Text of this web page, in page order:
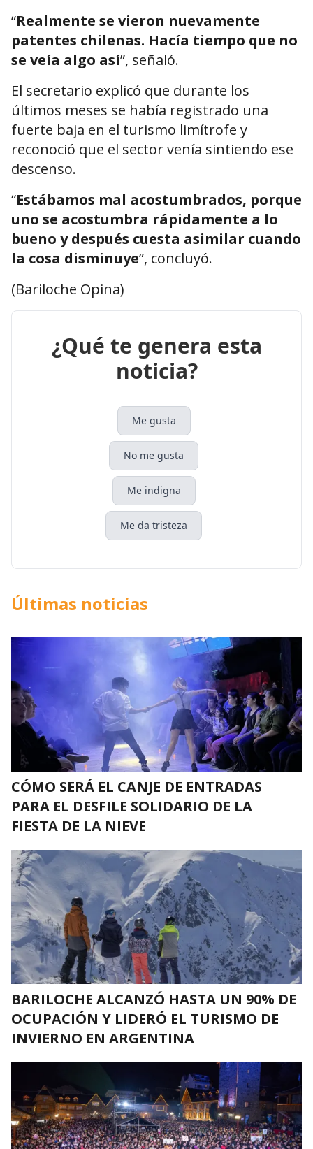
“Realmente se vieron nuevamente
patentes chilenas. Hacía tiempo que no
se veía algo así”, señaló.
El secretario explicó que durante los
últimos meses se había registrado una
fuerte baja en el turismo limítrofe y
reconoció que el sector venía sintiendo ese
descenso.
“Estábamos mal acostumbrados, porque
uno se acostumbra rápidamente a lo
bueno y después cuesta asimilar cuando
la cosa disminuye”, concluyó.
(Bariloche Opina)
¿Qué te genera esta
noticia?
Me gusta
No me gusta
Me indigna
Me da tristeza
Últimas noticias
CÓMO SERÁ EL CANJE DE ENTRADAS
PARA EL DESFILE SOLIDARIO DE LA
FIESTA DE LA NIEVE
BARILOCHE ALCANZÓ HASTA UN 90% DE
OCUPACIÓN Y LIDERÓ EL TURISMO DE
INVIERNO EN ARGENTINA